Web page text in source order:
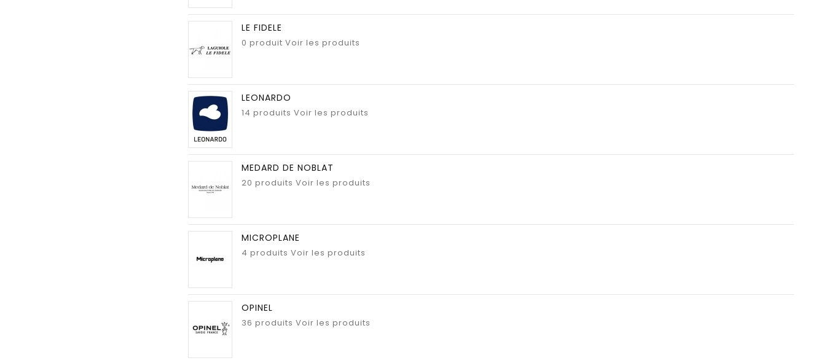
LE FIDELE
0 produit Voir les produits
LEONARDO
14 produits Voir les produits
MEDARD DE NOBLAT
20 produits Voir les produits
MICROPLANE
4 produits Voir les produits
OPINEL
36 produits Voir les produits